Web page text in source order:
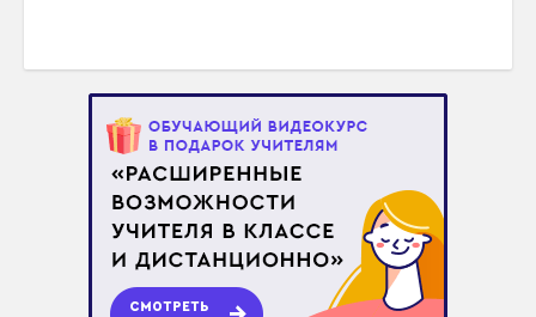
Особенности.Имеет прямое лезвие с
небольшим закруглением по кромке.
Поэтому применяется для строгания
древесины после черновой обработки
шерхебелем. При прохождении по
заготовке нож не оставляет задиров и
прочих дефектов.